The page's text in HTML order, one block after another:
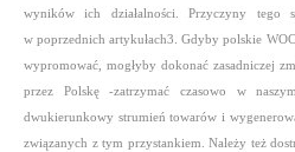
wyników ich działalności. Przyczyny tego
w poprzednich artykułach3. Gdyby polskie
wypromować, mogłyby dokonać zasadniczej
przez Polskę -zatrzymać czasowo w
dwukierunkowy strumień towarów i
związanych z tym przystankiem. Należy też